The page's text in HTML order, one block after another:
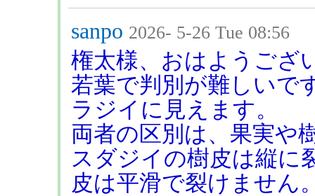
sanpo 2026- 5-26 Tue 08:56
権太様、おはようござ
若葉で判別が難しいで
ラジイに見えます。
両者の区別は、果実や
スダジイの樹皮は縦に
皮は平滑で裂けません